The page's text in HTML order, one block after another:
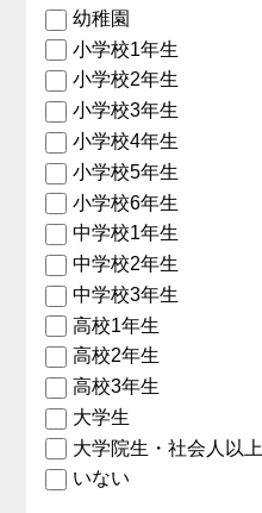
幼稚園
小学校1年生
小学校2年生
小学校3年生
小学校4年生
小学校5年生
小学校6年生
中学校1年生
中学校2年生
中学校3年生
高校1年生
高校2年生
高校3年生
大学生
大学院生・社会人以上
いない